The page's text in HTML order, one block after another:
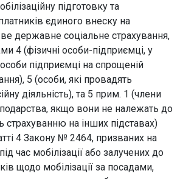
підготовку та
єдиного внеску на
державне соціальне страхування,
4 (фізичні особи-підприємці, у
підприємці на спрощеній
5 (особи, які провадять
діяльність), та 5 прим. 1 (члени
якщо вони не належать до
страхуванню на інших підставах)
4 Закону № 2464, призваних на
час мобілізації або залучених до
щодо мобілізації за посадами,